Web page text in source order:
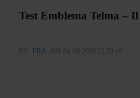
Test Emblema Telma – Il
BY FRA ON 04-08-2026 21:53:46